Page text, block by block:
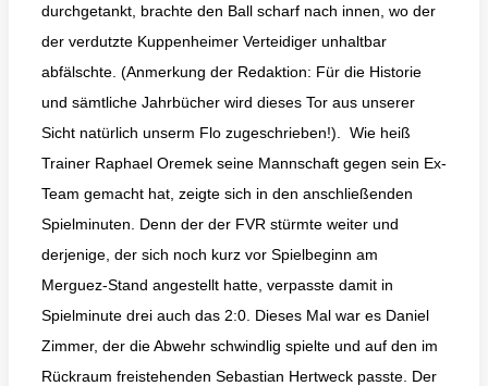
durchgetankt, brachte den Ball scharf nach innen, wo der
der verdutzte Kuppenheimer Verteidiger unhaltbar
abfälschte. (Anmerkung der Redaktion: Für die Historie
und sämtliche Jahrbücher wird dieses Tor aus unserer
Sicht natürlich unserm Flo zugeschrieben!). Wie heiß
Trainer Raphael Oremek seine Mannschaft gegen sein Ex-
Team gemacht hat, zeigte sich in den anschließenden
Spielminuten. Denn der der FVR stürmte weiter und
derjenige, der sich noch kurz vor Spielbeginn am
Merguez-Stand angestellt hatte, verpasste damit in
Spielminute drei auch das 2:0. Dieses Mal war es Daniel
Zimmer, der die Abwehr schwindlig spielte und auf den im
Rückraum freistehenden Sebastian Hertweck passte. Der